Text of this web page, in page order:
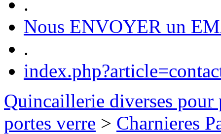
Nous ENVOYER un
.
Quincaillerie diverses pour
portes verre > Charnieres